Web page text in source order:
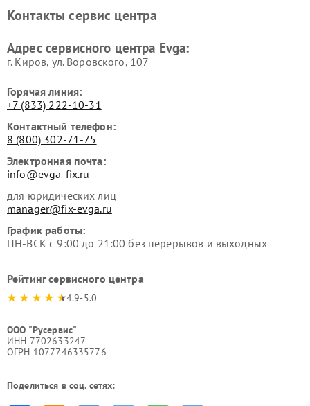
Контакты сервис центра
Адрес сервисного центра Evga:
г. Киров, ул. Воровского, 107
Горячая линия:
+7 (833) 222-10-31
Контактный телефон:
8 (800) 302-71-75
Электронная почта:
info@evga-fix.ru
для юридических лиц
manager@fix-evga.ru
График работы:
ПН-ВСК с 9:00 до 21:00 без перерывов и выходных
Рейтинг сервисного центра
4.9-5.0
ООО "Русервис"
ИНН 7702633247
ОГРН 1077746335776
Поделиться в соц. сетях: